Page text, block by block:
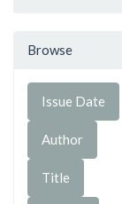
Browse